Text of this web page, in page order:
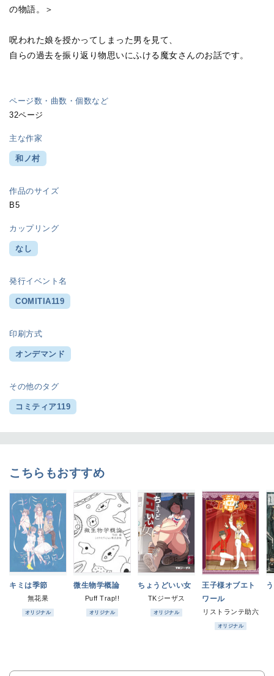
の物語。＞
呪われた娘を授かってしまった男を見て、
自らの過去を振り返り物思いにふける魔女さんのお話です。
ページ数・曲数・個数など
32ページ
主な作家
和ノ村
作品のサイズ
B5
カップリング
なし
発行イベント名
COMITIA119
印刷方式
オンデマンド
その他のタグ
コミティア119
こちらもおすすめ
キミは季節
無花果
オリジナル
微生物学概論
Puff Trap!!
オリジナル
ちょうどいい女
TKジーザス
オリジナル
王子様オブエト
ワール
リストランテ助六
オリジナル